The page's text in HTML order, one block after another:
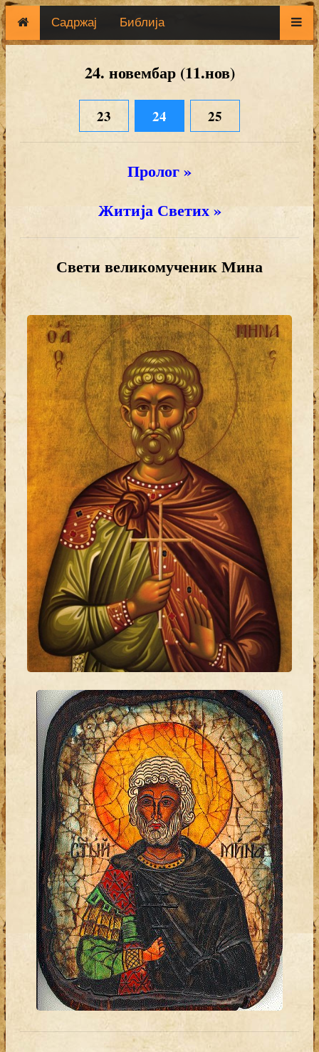
Садржај Библија
24. новембар (11.нов)
23 24 25
Пролог »
Житија Светих »
Свети великомученик Мина